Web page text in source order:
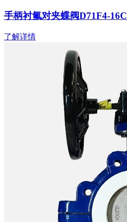
手柄衬氟对夹蝶阀D71F4-16C
了解详情